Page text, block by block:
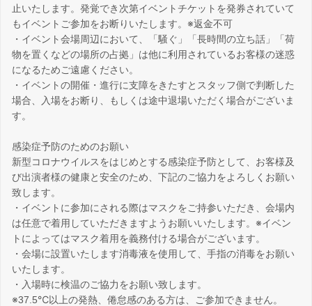
止いたします。発覚でき次第イベントチケットを発券されていて
もイベントご参加をお断りいたします。※返金不可
・イベント会場周辺において、「騒ぐ」「長時間の立ち話」「荷
物を置くなどの場所の占拠」は他に利用されているお客様の迷惑
になるためご遠慮ください。
・イベントの開催・進行に支障をきたすとスタッフ側で判断した
場合、入場をお断り、もしくは途中退場いただく場合がございま
す。
感染症予防のためのお願い
新型コロナウイルスをはじめとする感染症予防として、お客様及
び出演者様の健康と安全のため、下記のご協力をよろしくお願い
致します。
・イベントに参加にされる際はマスクをご持参いただき、会場内
は任意で着用していただきますようお願いいたします。※イベン
トによってはマスク着用を義務付ける場合がございます。
・会場に設置いたします消毒液を使用して、手指の消毒をお願い
いたします。
・入場時に検温のご協力をお願い致します。
※37.5℃以上の発熱、倦怠感のある方は、ご参加できません。